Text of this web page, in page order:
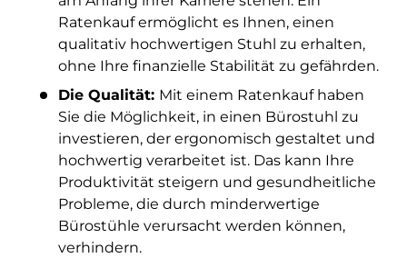
Ratenkauf ermöglicht es Ihnen, einen
qualitativ hochwertigen Stuhl zu erhalten,
ohne Ihre finanzielle Stabilität zu gefährden.
Die Qualität: Mit einem Ratenkauf haben
Sie die Möglichkeit, in einen Bürostuhl zu
investieren, der ergonomisch gestaltet und
hochwertig verarbeitet ist. Das kann Ihre
Produktivität steigern und gesundheitliche
Probleme, die durch minderwertige
Bürostühle verursacht werden können,
verhindern.